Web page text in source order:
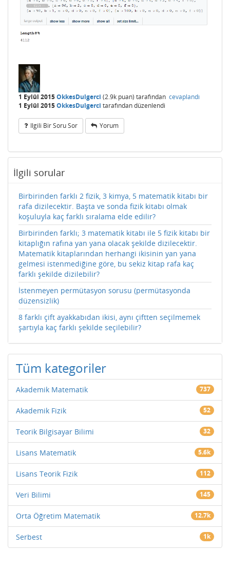
1 Eylül 2015OkkesDulgerci (2.9k puan) tarafından cevaplandı
1 Eylül 2015OkkesDulgerci tarafındandüzenlendi
Ilgili Bir Soru Sor Yorum
İlgili sorular
Birbirinden farklı 2 fizik, 3 kimya, 5 matematik kitabı bir
rafa dizilecektir. Başta ve sonda fizik kitabı olmak
koşuluyla kaç farklı sıralama elde edilir?
Birbirinden farklı; 3 matematik kitabı ile 5 fizik kitabı bir
kitaplığın rafına yan yana olacak şekilde dizilecektir.
Matematik kitaplarından herhangi ikisinin yan yana
gelmesi istenmediğine göre, bu sekiz kitap rafa kaç
farklı şekilde dizilebilir?
İstenmeyen permütasyon sorusu (permütasyonda
düzensizlik)
8 farklı çift ayakkabıdan ikisi, aynı çiftten seçilmemek
şartıyla kaç farklı şekilde seçilebilir?
Tüm kategoriler
Akademik Matematik 737
Akademik Fizik 52
Teorik Bilgisayar Bilimi 32
Lisans Matematik 5.6k
Lisans Teorik Fizik 112
Veri Bilimi 145
Orta Öğretim Matematik 12.7k
Serbest 1k